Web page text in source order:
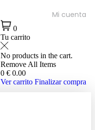
Mi cuenta
0
Tu carrito
No products in the cart.
Remove All Items
0 € 0.00
Ver carrito Finalizar compra